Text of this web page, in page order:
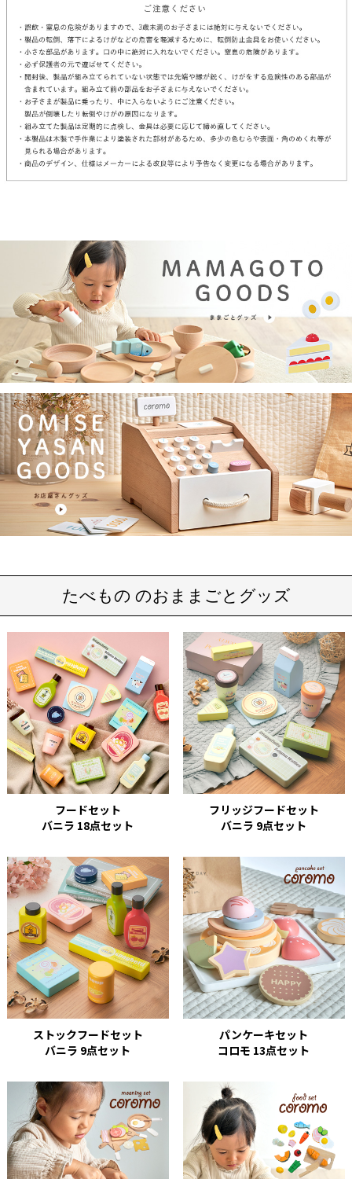
たべもの のおままごとグッズ
フードセット
バニラ 18点セット
フリッジフードセット
バニラ 9点セット
ストックフードセット
バニラ 9点セット
パンケーキセット
コロモ 13点セット